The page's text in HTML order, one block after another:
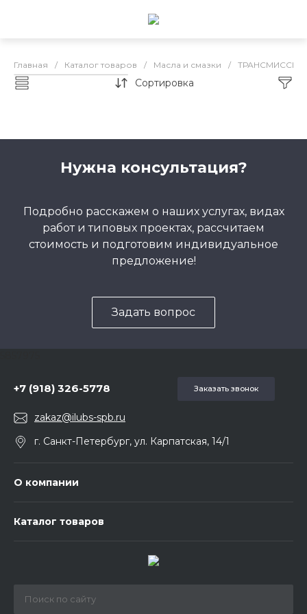
Главная / Каталог товаров / Масла и смазки /
Каталог товаров
Сортировка
Нужна консультация?
Подробно расскажем о наших услугах, видах
работ и типовых проектах, рассчитаем
стоимость и подготовим индивидуальное
предложение!
Задать вопрос
+7 (918) 326-5778 Заказать звонок
zakaz@ilubs-spb.ru
г. Санкт-Петербург, ул. Карпатская, 14/1
О компании
Каталог товаров